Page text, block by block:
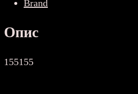
Brand
Опис
155155